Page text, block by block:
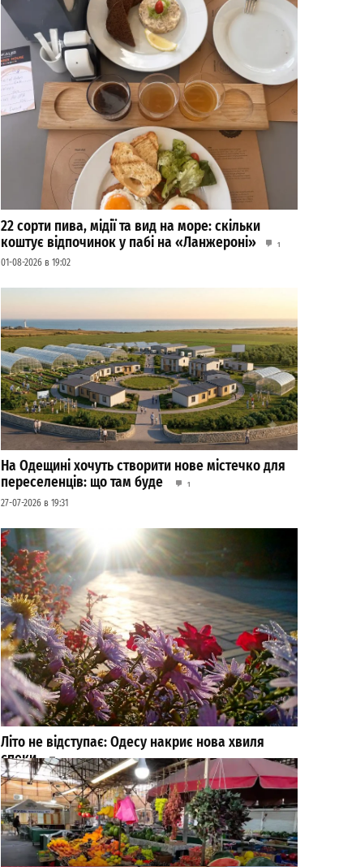
22 сорти пива, мідії та вид на море: скільки
коштує відпочинок у пабі на «Ланжероні»
1
01-08-2026 в 19:02
На Одещині хочуть створити нове містечко для
переселенців: що там буде
1
27-07-2026 в 19:31
Літо не відступає: Одесу накриє нова хвиля
спеки
0
01-08-2026 в 19:23
ВИБІР РЕДАКЦІЇ